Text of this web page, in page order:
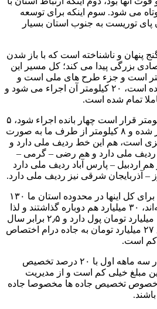
کیلومتر کوتاه می شود. سوم اینکه برای توسعه
توریست به جنوب استان بسیار
پنهان و ناشناخته است که با باز شدن
بزرگی پیدا می کند؛ کل مسیر این
استان ما ۲۸ کیلومتر است و جزء طرح های ملی است و
ردیف بودجه برای آن باز شده است، ۲۰ کیلومتر آن اجراء می شود و
عاملی بیان کرد: کل ۲۸ کیلومتر قرار است چهار بانده اجراء شود، ۵
کیلومتر از طرف زنجان کار شده و ۸ کیلومتر از طرف ما به صورت
است، هم این خط ردیف ملی دارد و
ملی دارد و هم رضی – گرمی –
اردبیل – پارس آباد ردیف ملی دارد
– آذربایجان شرقی نیز ردیف ملی دارد.
خطیب جمعه اردبیل افزود: برای کل اینها در محدوده استان ما ۱۳۰
میلیارد برای امسال گذاشته‌اند، ۳۰ میلیارد هم دوباره گذاشتند و لذا
کل این خطوط امسال ۱۶۰ میلیارد تومان پول دارد و ۲٫۵ برابر سال
گذشته است که از این مبلغ ۲۷ میلیارد تومان به جاده درام اختصاص
کم است.
وی اظهار کرد: جاده درام در سه ماهه اول با ۲۰ درصد تخصیص
این مبلغ خیلی کم است و از مدیریت
خصوص تخصیص جاده ها مخصوصا جاده